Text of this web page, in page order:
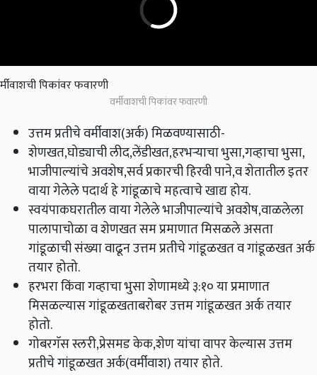
वर्मीवाशची पिकांवर फवारणी
उत्तम प्रतीचे वर्मीवाश(अर्क) मिळवण्यासाठी-
शेणखत,घोड्याची लीद,लेंडीखत,हरभऱ्याचा भुसा,गव्हाचा भुसा,
भाजीपाल्यांचे अवशेष,सर्व प्रकारची हिरवी पाने,व शेतातील इतर
वाया गेलेले पदार्थ हे गांडूळाचे महत्वाचे खाद्य होय.
स्वयंपाकघरातील वाया गेलेले भाजीपाल्यांचे अवशेष,वाळलेला
पालापाचोळा व शेणखत सम प्रमाणात मिसळले असता
गांडूळाची संख्या वाढून उत्तम प्रतीचे गांडूळखत व गांडूळखत अर्क
तयार होतो.
हरभरा किंवा गव्हाचा भुसा शेणामध्ये ३:१० या प्रमाणात
मिसळल्यास गांडूळखताबरोबर उत्तम गांडूळखत अर्क तयार
होतो.
गोबरगॅस स्लरी,प्रेसमड केक,शेण यांचा वापर केल्यास उत्तम
प्रतीचे गांडूळखत अर्क(वर्मीवाश) तयार होते.